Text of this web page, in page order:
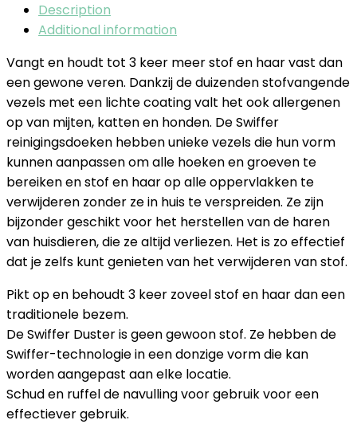
Description
Additional information
Vangt en houdt tot 3 keer meer stof en haar vast dan
een gewone veren. Dankzij de duizenden stofvangende
vezels met een lichte coating valt het ook allergenen
op van mijten, katten en honden. De Swiffer
reinigingsdoeken hebben unieke vezels die hun vorm
kunnen aanpassen om alle hoeken en groeven te
bereiken en stof en haar op alle oppervlakken te
verwijderen zonder ze in huis te verspreiden. Ze zijn
bijzonder geschikt voor het herstellen van de haren
van huisdieren, die ze altijd verliezen. Het is zo effectief
dat je zelfs kunt genieten van het verwijderen van stof.
Pikt op en behoudt 3 keer zoveel stof en haar dan een
traditionele bezem.
De Swiffer Duster is geen gewoon stof. Ze hebben de
Swiffer-technologie in een donzige vorm die kan
worden aangepast aan elke locatie.
Schud en ruffel de navulling voor gebruik voor een
effectiever gebruik.